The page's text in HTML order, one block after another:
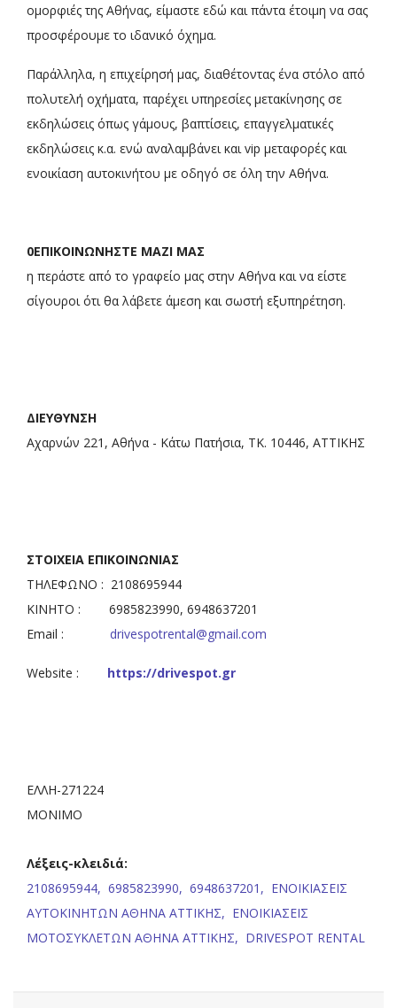
ομορφιές της Αθήνας, είμαστε εδώ και πάντα έτοιμη να σας
προσφέρουμε το ιδανικό όχημα.
Παράλληλα, η επιχείρησή μας, διαθέτοντας ένα στόλο από
πολυτελή οχήματα, παρέχει υπηρεσίες μετακίνησης σε
εκδηλώσεις όπως γάμους, βαπτίσεις, επαγγελματικές
εκδηλώσεις κ.α. ενώ αναλαμβάνει και vip μεταφορές και
ενοικίαση αυτοκινήτου με οδηγό σε όλη την Αθήνα.
0ΕΠΙΚΟΙΝΩΝΗΣΤΕ ΜΑΖΙ ΜΑΣ
η περάστε από το γραφείο μας στην Αθήνα και να είστε
σίγουροι ότι θα λάβετε άμεση και σωστή εξυπηρέτηση.
ΔΙΕΥΘΥΝΣΗ
Αχαρνών 221, Αθήνα - Κάτω Πατήσια, ΤΚ. 10446, ΑΤΤΙΚΗΣ
ΣΤΟΙΧΕΙΑ ΕΠΙΚΟΙΝΩΝΙΑΣ
ΤΗΛΕΦΩΝΟ : 2108695944
ΚΙΝΗΤΟ : 6985823990, 6948637201
Email : drivespotrental@gmail.com
Website : https://drivespot.gr
ΕΛΛΗ-271224
ΜΟΝΙΜΟ
Λέξεις-κλειδιά:
2108695944, 6985823990, 6948637201, ΕΝΟΙΚΙΑΣΕΙΣ
ΑΥΤΟΚΙΝΗΤΩΝ ΑΘΗΝΑ ΑΤΤΙΚΗΣ, ΕΝΟΙΚΙΑΣΕΙΣ
ΜΟΤΟΣΥΚΛΕΤΩΝ ΑΘΗΝΑ ΑΤΤΙΚΗΣ, DRIVESPOT RENTAL